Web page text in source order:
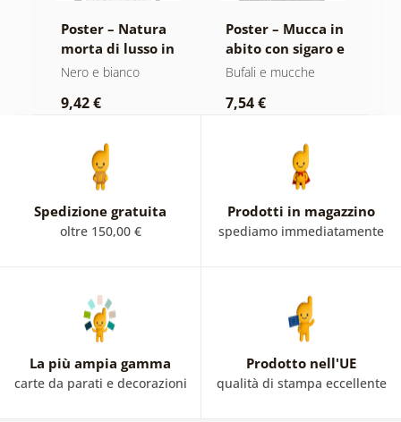
Poster – Natura
morta di lusso in
bianco e nero
Nero e bianco
9,42 €
Poster – Mucca in
abito con sigaro e
whisky
Bufali e mucche
7,54 €
Spedizione gratuita
oltre 150,00 €
Prodotti in magazzino
spediamo immediatamente
La più ampia gamma
carte da parati e decorazioni
Prodotto nell'UE
qualità di stampa eccellente